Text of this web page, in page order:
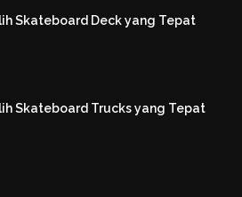
Skateboard Deck yang Tepat
Skateboard Trucks yang Tepat